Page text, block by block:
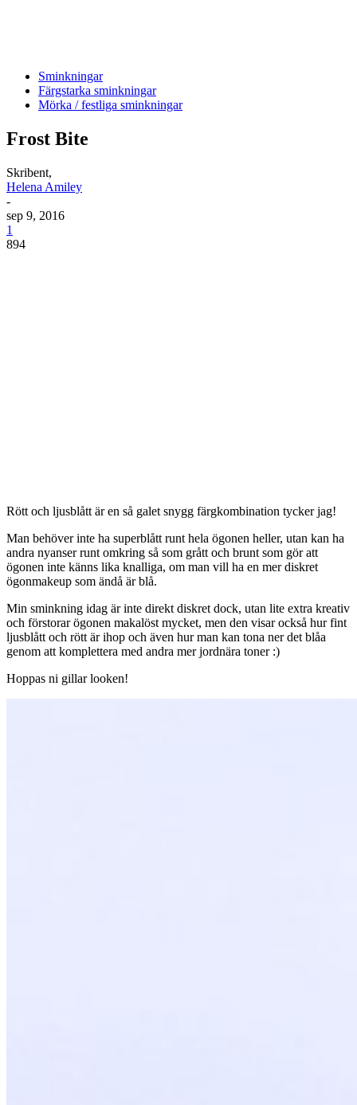
Sminkningar
Färgstarka sminkningar
Mörka / festliga sminkningar
Frost Bite
Skribent,
Helena Amiley
-
sep 9, 2016
1
894
Rött och ljusblått är en så galet snygg färgkombination tycker jag!
Man behöver inte ha superblått runt hela ögonen heller, utan kan ha
andra nyanser runt omkring så som grått och brunt som gör att
ögonen inte känns lika knalliga, om man vill ha en mer diskret
ögonmakeup som ändå är blå.
Min sminkning idag är inte direkt diskret dock, utan lite extra kreativ
och förstorar ögonen makalöst mycket, men den visar också hur fint
ljusblått och rött är ihop och även hur man kan tona ner det blåa
genom att komplettera med andra mer jordnära toner :)
Hoppas ni gillar looken!